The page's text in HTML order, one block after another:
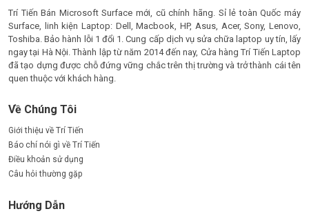
Trí Tiến Bán Microsoft Surface mới, cũ chính hãng. Sỉ lẻ toàn Quốc máy
Surface, linh kiện Laptop: Dell, Macbook, HP, Asus, Acer, Sony, Lenovo,
Toshiba. Bảo hành lỗi 1 đổi 1. Cung cấp dịch vụ sửa chữa laptop uy tín, lấy
ngay tại Hà Nội. Thành lập từ năm 2014 đến nay, Cửa hàng Trí Tiến Laptop
đã tạo dựng được chỗ đứng vững chắc trên thị trường và trở thành cái tên
quen thuộc với khách hàng.
Về Chúng Tôi
Giới thiệu về Trí Tiến
Báo chí nói gì về Trí Tiến
Điều khoản sử dụng
Câu hỏi thường gặp
Hướng Dẫn